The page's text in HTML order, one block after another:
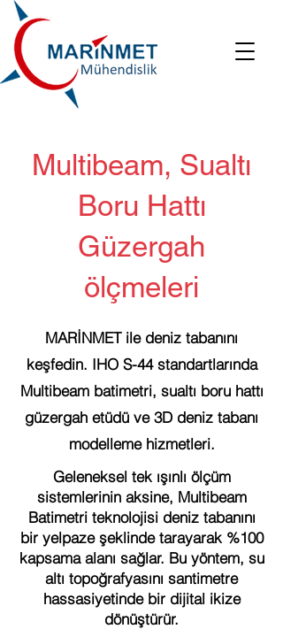
Multibeam, Sualtı
Boru Hattı
Güzergah
ölçmeleri
MARİNMET ile deniz tabanını
keşfedin. IHO S-44 standartlarında
Multibeam batimetri, sualtı boru hattı
güzergah etüdü ve 3D deniz tabanı
modelleme hizmetleri.
Geleneksel tek ışınlı ölçüm
sistemlerinin aksine, Multibeam
Batimetri teknolojisi deniz tabanını
bir yelpaze şeklinde tarayarak %100
kapsama alanı sağlar. Bu yöntem, su
altı topoğrafyasını santimetre
hassasiyetinde bir dijital ikize
dönüştürür.